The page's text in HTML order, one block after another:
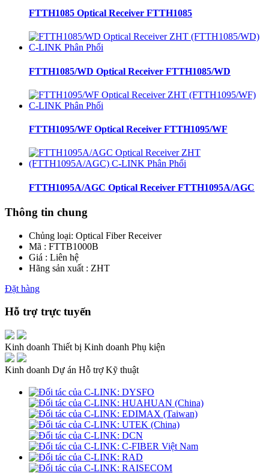
FTTH1085 Optical Receiver FTTH1085
FTTH1085/WD Optical Receiver FTTH1085/WD
FTTH1095/WF Optical Receiver FTTH1095/WF
FTTH1095A/AGC Optical Receiver FTTH1095A/AGC
Thông tin chung
Chủng loại: Optical Fiber Receiver
Mã : FTTB1000B
Giá : Liên hệ
Hãng sản xuất : ZHT
Đặt hàng
Hỗ trợ trực tuyến
Kinh doanh Thiết bị Kinh doanh Phụ kiện
Kinh doanh Dự án Hỗ trợ Kỹ thuật